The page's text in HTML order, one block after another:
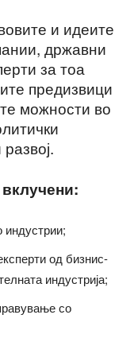
и идеите
државни
за тоа
предизвици
можности во
индустрии;
од бизнис-
индустрија;
со